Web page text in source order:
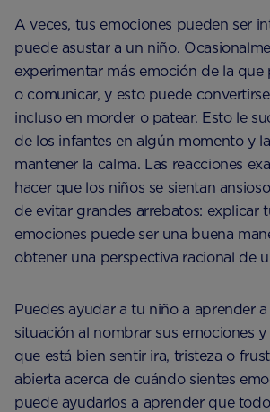
A veces, tus emociones pueden ser
puede asustar a un niño.
experimentar más emoción de la que
o comunicar, y esto puede
incluso en morder o patear. Esto le
de los infantes en algún momento y
mantener la calma. Las reacciones
hacer que los niños se sientan
de evitar grandes arrebatos: explicar
emociones puede ser una buena
obtener una perspectiva racional de
Puedes ayudar a tu niño a aprender
situación al nombrar sus emociones y
que está bien sentir ira, tristeza o
abierta acerca de cuándo sientes
puede ayudarlos a aprender que